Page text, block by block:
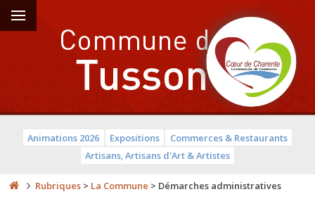
Animations 2026 Expositions
Commerces & Restaurants
Artisans, Artisans d'Art & Artistes
Rubriques > La Commune > Démarches administratives